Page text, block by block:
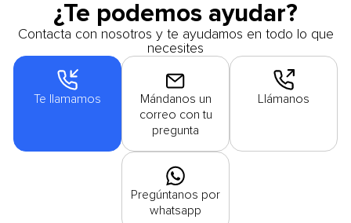
¿Te podemos ayudar?
Contacta con nosotros y te ayudamos en todo lo que
necesites
Te llamamos
Mándanos un
correo con tu
pregunta
Llámanos
Pregúntanos por
whatsapp